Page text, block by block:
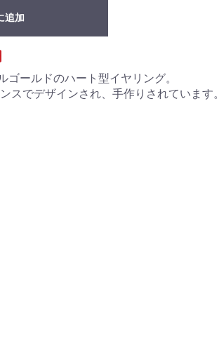
追加
ゴールドのハート型イヤリング。
スでデザインされ、手作りされています。